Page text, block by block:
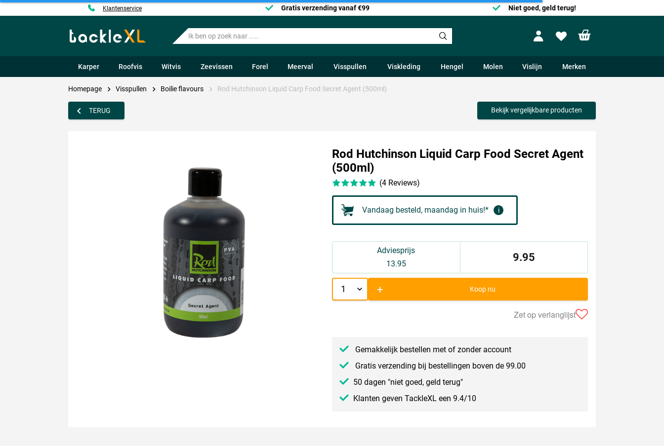
Klantenservice Gratis verzending vanaf €99 Niet goed, geld terug!
Ik
ben
naar
.....
ProfileWishlist
Karper Roofvis Witvis Zeevissen Forel Meerval Visspullen Viskleding Hengel Molen Vislijn Merken
Homepage Visspullen Boilie flavours Rod Hutchinson Liquid Carp Food Secret Agent (500ml)
TERUG Bekijk vergelijkbare producten
Rod Hutchinson Liquid Carp Food Secret Agent
(500ml)
(4 Reviews)
Vandaag besteld, maandag in huis!* i
Adviesprijs
13.95
9.95
+ Koop nu
Zet op verlanglijst
Gemakkelijk bestellen met of zonder account
Gratis verzending bij bestellingen boven de 99.00
50 dagen "niet goed, geld terug"
Klanten geven TackleXL een 9.4/10